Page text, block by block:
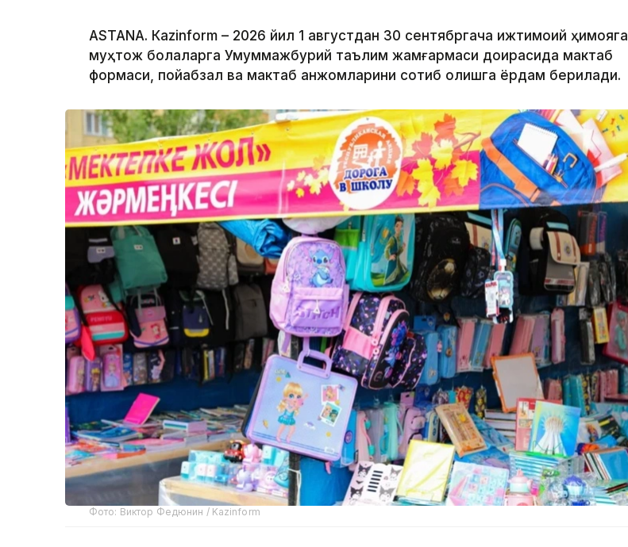
ASTANА. Кazinform – 2026 йил 1 августдан 30 сентябргача ижтимоий ҳимояга
муҳтож болаларга Умуммажбурий таълим жамғармаси доирасида мактаб
формаси, пойабзал ва мактаб анжомларини сотиб олишга ёрдам берилади.
Фото: Виктор Федюнин / Kazinform